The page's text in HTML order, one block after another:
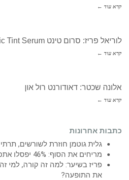
קרא עוד ←
לוריאל פריז: סרום טינט Hyaluronic Tint Serum
קרא עוד ←
אלונה שכטר: דאודורנט רול און
קרא עוד ←
כתבות אחרונות
גלית גוטמן חוזרת לשורשים,
מריחים את הסוף: 46% יפסלו אתכם על חולצה מיוזעת
פריז בשיער: למה זה קורה, למי
את התופעה?